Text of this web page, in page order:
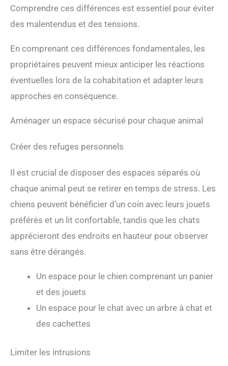
Comprendre ces différences est essentiel pour éviter
des malentendus et des tensions.
En comprenant ces différences fondamentales, les
propriétaires peuvent mieux anticiper les réactions
éventuelles lors de la cohabitation et adapter leurs
approches en conséquence.
Aménager un espace sécurisé pour chaque animal
Créer des refuges personnels
Il est crucial de disposer des espaces séparés où
chaque animal peut se retirer en temps de stress. Les
chiens peuvent bénéficier d’un coin avec leurs jouets
préférés et un lit confortable, tandis que les chats
apprécieront des endroits en hauteur pour observer
sans être dérangés.
Un espace pour le chien comprenant un panier
et des jouets
Un espace pour le chat avec un arbre à chat et
des cachettes
Limiter les intrusions